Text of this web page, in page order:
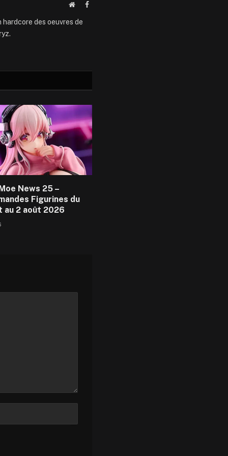
WebsiteFacebook
des oeuvres de
News 25 –
Figurines du
au 2 août 2026